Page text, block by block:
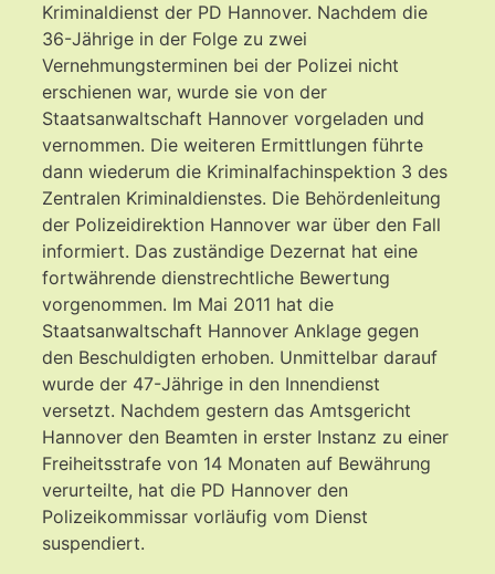
Kriminaldienst der PD Hannover. Nachdem die
36-Jährige in der Folge zu zwei
Vernehmungsterminen bei der Polizei nicht
erschienen war, wurde sie von der
Staatsanwaltschaft Hannover vorgeladen und
vernommen. Die weiteren Ermittlungen führte
dann wiederum die Kriminalfachinspektion 3 des
Zentralen Kriminaldienstes. Die Behördenleitung
der Polizeidirektion Hannover war über den Fall
informiert. Das zuständige Dezernat hat eine
fortwährende dienstrechtliche Bewertung
vorgenommen. Im Mai 2011 hat die
Staatsanwaltschaft Hannover Anklage gegen
den Beschuldigten erhoben. Unmittelbar darauf
wurde der 47-Jährige in den Innendienst
versetzt. Nachdem gestern das Amtsgericht
Hannover den Beamten in erster Instanz zu einer
Freiheitsstrafe von 14 Monaten auf Bewährung
verurteilte, hat die PD Hannover den
Polizeikommissar vorläufig vom Dienst
suspendiert.